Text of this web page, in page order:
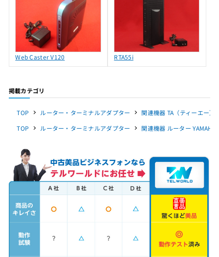
Web Caster V120 RTA55i
掲載カテゴリ
TOP ルーター・ターミナルアダプター
関連機器 TA（ティーエー）
TOP
ルーター・ターミナルアダプター 関連機器 ルーター YAMAHA